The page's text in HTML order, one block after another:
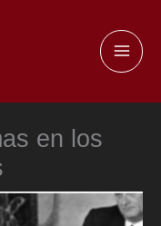
en los